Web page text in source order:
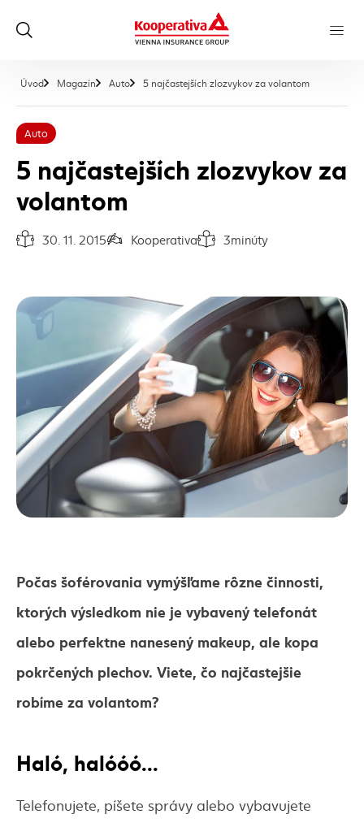
Úvod Magazín Auto 5 najčastejších zlozvykov za volantom, aktuálna
Auto
5 najčastejších zlozvykov za
volantom
Dátum vydania článku:
30. 11. 2015Autor článku:
KooperativaČas na prečítanie článku:
3minúty
Počas šoférovania vymýšľame rôzne činnosti,
ktorých výsledkom nie je vybavený telefonát
alebo perfektne nanesený makeup, ale kopa
pokrčených plechov. Viete, čo najčastejšie
robíme za volantom?
Haló, halóóó...
Telefonujete, píšete správy alebo vybavujete